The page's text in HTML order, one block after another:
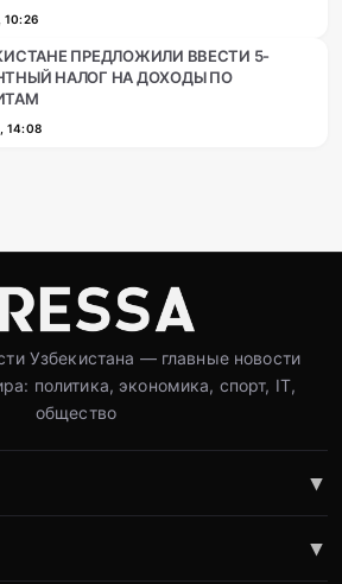
ПРЕДЛОЖИЛИ ВВЕСТИ 5-
НАЛОГ НА ДОХОДЫ ПО
14:08
Узбекистана — главные новости
политика, экономика, спорт, IT,
общество